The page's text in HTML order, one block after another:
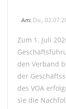
Am: Do.,
Zum 1. Juli
den Verband
der
des VOA
sie die